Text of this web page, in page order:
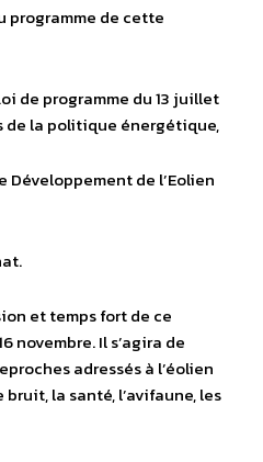
programme de cette
de programme du 13 juillet
la politique énergétique,
de l’Eolien
et temps fort de ce
novembre. Il s’agira de
adressés à l’éolien
la santé, l’avifaune, les